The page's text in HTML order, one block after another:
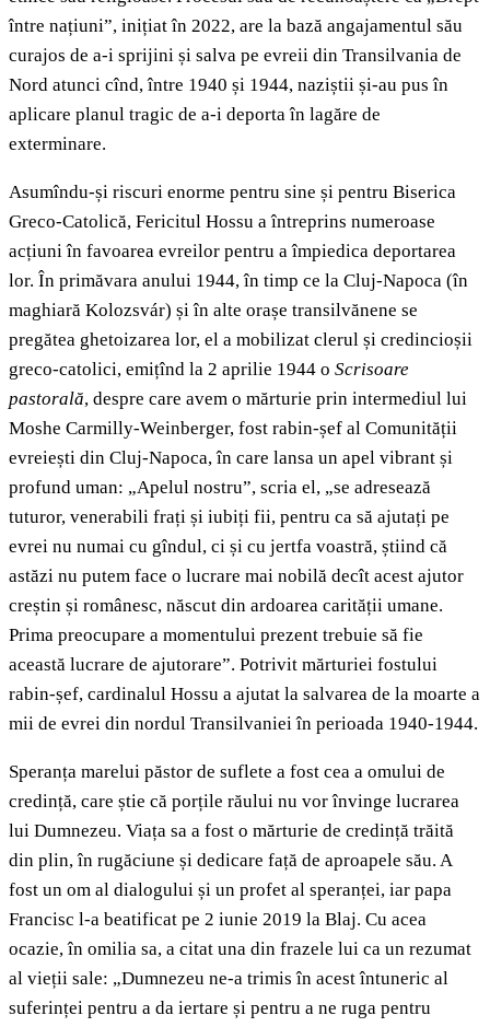
între națiuni”, inițiat în 2022, are la bază angajamentul său
curajos de a-i sprijini și salva pe evreii din Transilvania de
Nord atunci cînd, între 1940 și 1944, naziștii și-au pus în
aplicare planul tragic de a-i deporta în lagăre de
exterminare.
Asumîndu-și riscuri enorme pentru sine și pentru Biserica
Greco-Catolică, Fericitul Hossu a întreprins numeroase
acțiuni în favoarea evreilor pentru a împiedica deportarea
lor. În primăvara anului 1944, în timp ce la Cluj-Napoca (în
maghiară Kolozsvár) și în alte orașe transilvănene se
pregătea ghetoizarea lor, el a mobilizat clerul și credincioșii
greco-catolici, emițînd la 2 aprilie 1944 o Scrisoare
pastorală, despre care avem o mărturie prin intermediul lui
Moshe Carmilly-Weinberger, fost rabin-șef al Comunității
evreiești din Cluj-Napoca, în care lansa un apel vibrant și
profund uman: „Apelul nostru”, scria el, „se adresează
tuturor, venerabili frați și iubiți fii, pentru ca să ajutați pe
evrei nu numai cu gîndul, ci și cu jertfa voastră, știind că
astăzi nu putem face o lucrare mai nobilă decît acest ajutor
creștin și românesc, născut din ardoarea carității umane.
Prima preocupare a momentului prezent trebuie să fie
această lucrare de ajutorare”. Potrivit mărturiei fostului
rabin-șef, cardinalul Hossu a ajutat la salvarea de la moarte a
mii de evrei din nordul Transilvaniei în perioada 1940-1944.
Speranța marelui păstor de suflete a fost cea a omului de
credință, care știe că porțile răului nu vor învinge lucrarea
lui Dumnezeu. Viața sa a fost o mărturie de credință trăită
din plin, în rugăciune și dedicare față de aproapele său. A
fost un om al dialogului și un profet al speranței, iar papa
Francisc l-a beatificat pe 2 iunie 2019 la Blaj. Cu acea
ocazie, în omilia sa, a citat una din frazele lui ca un rezumat
al vieții sale: „Dumnezeu ne-a trimis în acest întuneric al
suferinței pentru a da iertare și pentru a ne ruga pentru